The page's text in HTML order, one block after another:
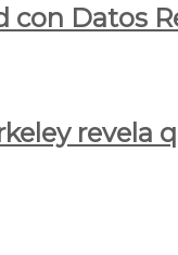
con Datos
revela